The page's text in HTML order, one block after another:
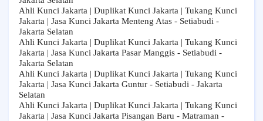
Ahli Kunci Jakarta | Duplikat Kunci Jakarta | Tukang Kunci
Jakarta | Jasa Kunci Jakarta Menteng Atas - Setiabudi -
Jakarta Selatan
Ahli Kunci Jakarta | Duplikat Kunci Jakarta | Tukang Kunci
Jakarta | Jasa Kunci Jakarta Pasar Manggis - Setiabudi -
Jakarta Selatan
Ahli Kunci Jakarta | Duplikat Kunci Jakarta | Tukang Kunci
Jakarta | Jasa Kunci Jakarta Guntur - Setiabudi - Jakarta
Selatan
Ahli Kunci Jakarta | Duplikat Kunci Jakarta | Tukang Kunci
Jakarta | Jasa Kunci Jakarta Pisangan Baru - Matraman -